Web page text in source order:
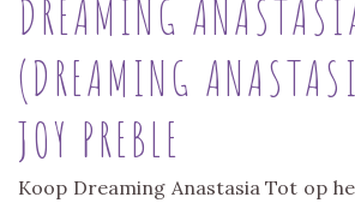
DREAMING
(DREAMING
JOY PREBLE
Koop Dreaming Anastasia Tot op